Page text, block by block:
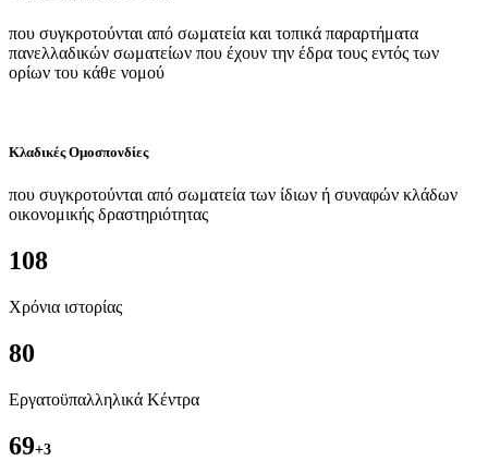
που συγκροτούνται από σωματεία και τοπικά παραρτήματα
πανελλαδικών σωματείων που έχουν την έδρα τους εντός των
ορίων του κάθε νομού
Κλαδικές Ομοσπονδίες
που συγκροτούνται από σωματεία των ίδιων ή συναφών κλάδων
οικονομικής δραστηριότητας
108
Χρόνια ιστορίας
80
Εργατοϋπαλληλικά Κέντρα
69+3